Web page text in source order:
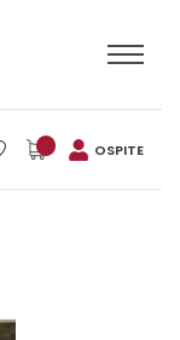
OSPITE